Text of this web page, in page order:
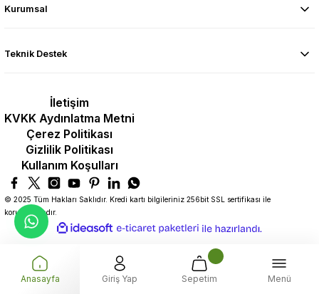
Kurumsal
Teknik Destek
İletişim
KVKK Aydınlatma Metni
Çerez Politikası
Gizlilik Politikası
Kullanım Koşulları
© 2025 Tüm Hakları Saklıdır. Kredi kartı bilgileriniz 256bit SSL sertifikası ile
korunmaktadır.
Anasayfa Giriş Yap Sepetim Menü
ideasoft
e-
paketleri